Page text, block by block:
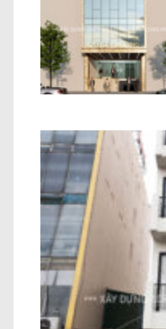
Nhà Ở Kết
Công Trình
Anh